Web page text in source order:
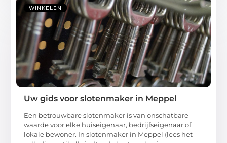
WINKELEN
Uw gids voor slotenmaker in Meppel
Een betrouwbare slotenmaker is van onschatbare
waarde voor elke huiseigenaar, bedrijfseigenaar of
lokale bewoner. In slotenmaker in Meppel (lees het